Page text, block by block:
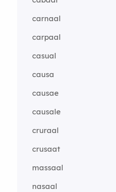
carnaal
carpaal
casual
causa
causae
causale
cruraal
crusaat
massaal
nasaal